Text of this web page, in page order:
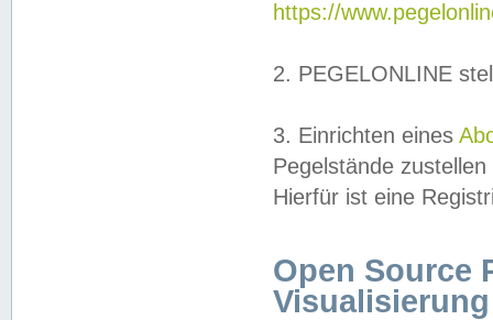
https://
2. PEGELONLINE
3. Einrichten eines
Pegelstände
Hierfür ist eine
Open Source
Visualisierung